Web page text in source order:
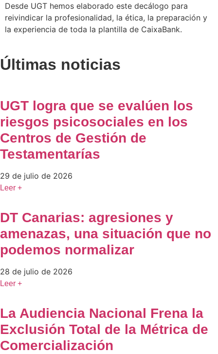
Desde UGT hemos elaborado este decálogo para
reivindicar la profesionalidad, la ética, la preparación y
la experiencia de toda la plantilla de CaixaBank.
Últimas noticias
UGT logra que se evalúen los
riesgos psicosociales en los
Centros de Gestión de
Testamentarías
29 de julio de 2026
Leer +
DT Canarias: agresiones y
amenazas, una situación que no
podemos normalizar
28 de julio de 2026
Leer +
La Audiencia Nacional Frena la
Exclusión Total de la Métrica de
Comercialización